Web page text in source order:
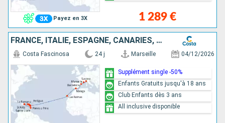
Payez en 3X 1 289 €
FRANCE, ITALIE, ESPAGNE, CANARIES, ANTILLES, RÉP.DOMINICAINE, ILES VIERGES
Costa Fascinosa 24 j Marseille 04/12/2026
Supplément single -50%
Enfants Gratuits jusqu'à 18 ans
Club Enfants dès 3 ans
All inclusive disponible